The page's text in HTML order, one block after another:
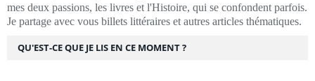
mes deux passions, les livres et l'Histoire, qui se confondent parfois.
Je partage avec vous billets littéraires et autres articles thématiques.
QU'EST-CE QUE JE LIS EN CE MOMENT ?